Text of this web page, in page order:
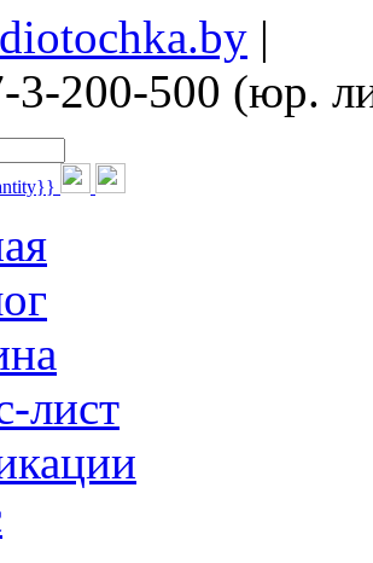
|
3-200-500 (юр.
лист